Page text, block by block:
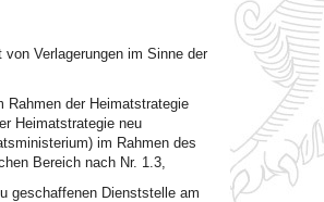
Verlagerungen im Sinne der
Rahmen der Heimatstrategie
Heimatstrategie neu
im Rahmen des
Bereich nach Nr. 1.3,
geschaffenen Dienststelle am